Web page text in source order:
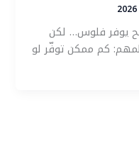
يوفر فلوس… لكن
كم ممكن توفّر لو